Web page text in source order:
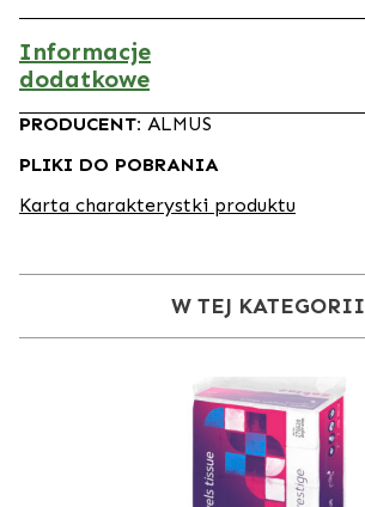
Informacje
dodatkowe
PRODUCENT: ALMUS
PLIKI DO POBRANIA
Karta charakterystki produktu
W TEJ KATEGORII